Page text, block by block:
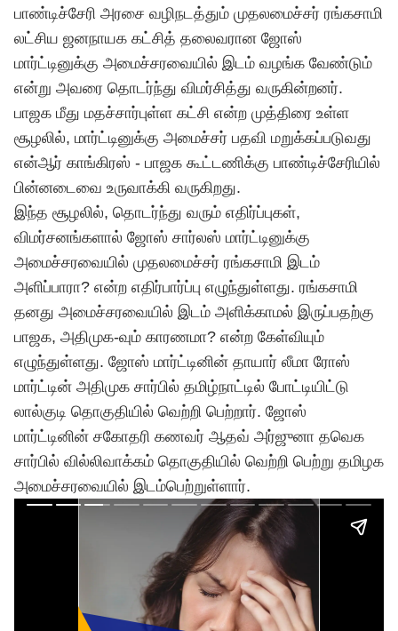
பாண்டிச்சேரி அரசை வழிநடத்தும் முதலமைச்சர் ரங்கசாமி
லட்சிய ஜனநாயக கட்சித் தலைவரான ஜோஸ்
மார்ட்டினுக்கு அமைச்சரவையில் இடம் வழங்க வேண்டும்
என்று அவரை தொடர்ந்து விமர்சித்து வருகின்றனர்.
பாஜக மீது மதச்சார்புள்ள கட்சி என்ற முத்திரை உள்ள
சூழலில், மார்ட்டினுக்கு அமைச்சர் பதவி மறுக்கப்படுவது
என்ஆர் காங்கிரஸ் - பாஜக கூட்டணிக்கு பாண்டிச்சேரியில்
பின்னடைவை உருவாக்கி வருகிறது.
இந்த சூழலில், தொடர்ந்து வரும் எதிர்ப்புகள்,
விமர்சனங்களால் ஜோஸ் சார்லஸ் மார்ட்டினுக்கு
அமைச்சரவையில் முதலமைச்சர் ரங்கசாமி இடம்
அளிப்பாரா? என்ற எதிர்பார்ப்பு எழுந்துள்ளது. ரங்கசாமி
தனது அமைச்சரவையில் இடம் அளிக்காமல் இருப்பதற்கு
பாஜக, அதிமுக-வும் காரணமா? என்ற கேள்வியும்
எழுந்துள்ளது. ஜோஸ் மார்ட்டினின் தாயார் லீமா ரோஸ்
மார்ட்டின் அதிமுக சார்பில் தமிழ்நாட்டில் போட்டியிட்டு
லால்குடி தொகுதியில் வெற்றி பெற்றார். ஜோஸ்
மார்ட்டினின் சகோதரி கணவர் ஆதவ் அர்ஜுனா தவெக
சார்பில் வில்லிவாக்கம் தொகுதியில் வெற்றி பெற்று தமிழக
அமைச்சரவையில் இடம்பெற்றுள்ளார்.